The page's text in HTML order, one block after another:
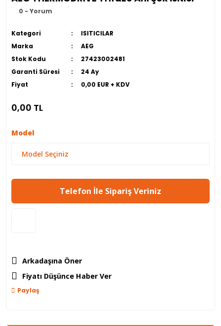
0 - Yorum
Kategori
ISITICILAR
Marka
AEG
Stok Kodu
27423002481
Garanti Süresi
24 Ay
Fiyat
0,00 EUR + KDV
0,00 TL
Model
Telefon İle Sipariş Veriniz
Arkadaşına Öner
Fiyatı Düşünce Haber Ver
Paylaş